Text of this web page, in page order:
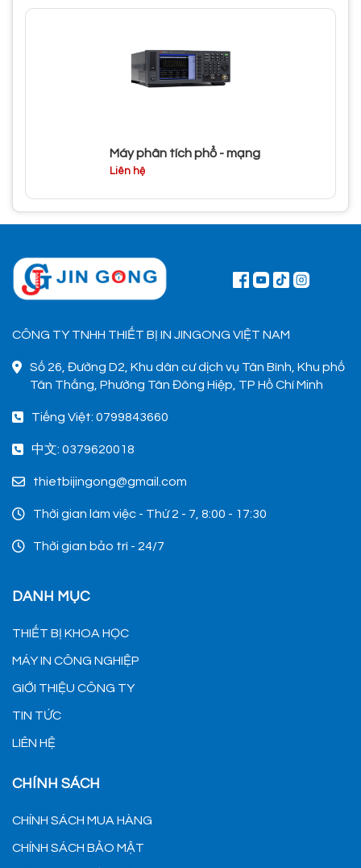
Máy phân tích phổ - mạng
Liên hệ
CÔNG TY TNHH THIẾT BỊ IN JINGONG VIỆT NAM
Số 26, Đường D2, Khu dân cư dịch vụ Tân Bình, Khu phố
Tân Thắng, Phường Tân Đông Hiệp, TP Hồ Chí Minh
Tiếng Việt: 0799843660
中文: 0379620018
thietbijingong@gmail.com
Thời gian làm việc - Thứ 2 - 7, 8:00 - 17:30
Thời gian bảo trì - 24/7
DANH MỤC
THIẾT BỊ KHOA HỌC
MÁY IN CÔNG NGHIỆP
GIỚI THIỆU CÔNG TY
TIN TỨC
LIÊN HỆ
CHÍNH SÁCH
CHÍNH SÁCH MUA HÀNG
CHÍNH SÁCH BẢO MẬT